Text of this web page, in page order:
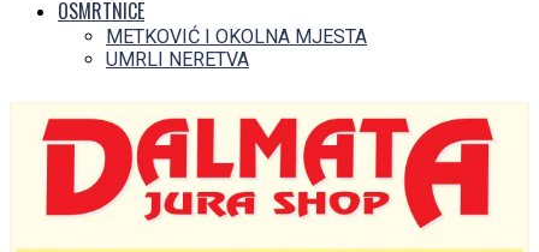
OSMRTNICE
METKOVIĆ I OKOLNA MJESTA
UMRLI NERETVA